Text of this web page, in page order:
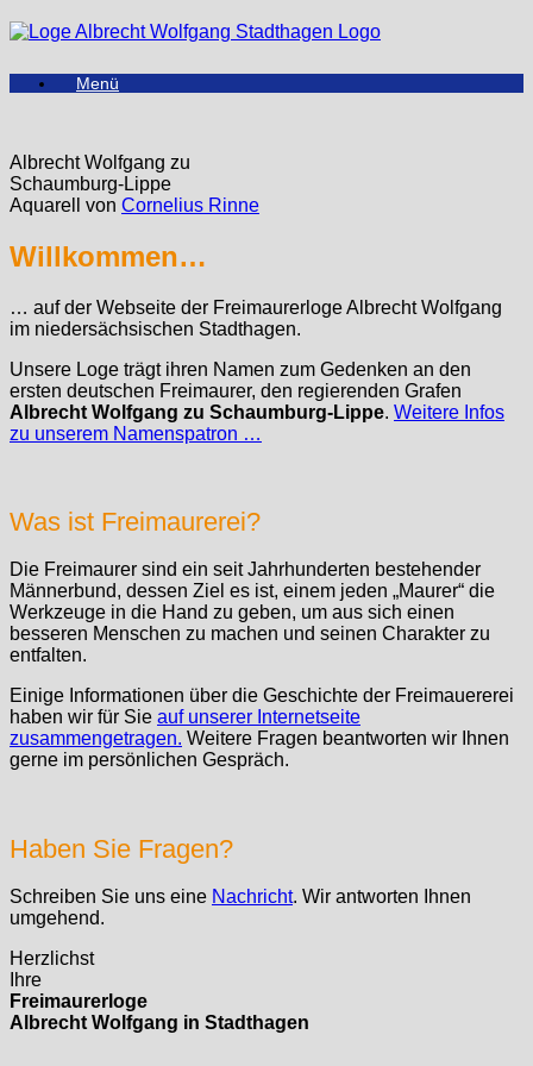
Zum
Inhalt
Menü
Albrecht Wolfgang zu
Schaumburg-Lippe
Aquarell von Cornelius Rinne
Willkommen…
… auf der Webseite der Freimaurerloge Albrecht Wolfgang
im niedersächsischen Stadthagen.
Unsere Loge trägt ihren Namen zum Gedenken an den
ersten deutschen Freimaurer, den regierenden Grafen
Albrecht Wolfgang zu Schaumburg-Lippe. Weitere Infos
zu unserem Namenspatron …
Was ist Freimaurerei?
Die Freimaurer sind ein seit Jahrhunderten bestehender
Männerbund, dessen Ziel es ist, einem jeden „Maurer“ die
Werkzeuge in die Hand zu geben, um aus sich einen
besseren Menschen zu machen und seinen Charakter zu
entfalten.
Einige Informationen über die Geschichte der Freimauererei
haben wir für Sie auf unserer Internetseite
zusammengetragen. Weitere Fragen beantworten wir Ihnen
gerne im persönlichen Gespräch.
Haben Sie Fragen?
Schreiben Sie uns eine Nachricht. Wir antworten Ihnen
umgehend.
Herzlichst
Ihre
Freimaurerloge
Albrecht Wolfgang in Stadthagen